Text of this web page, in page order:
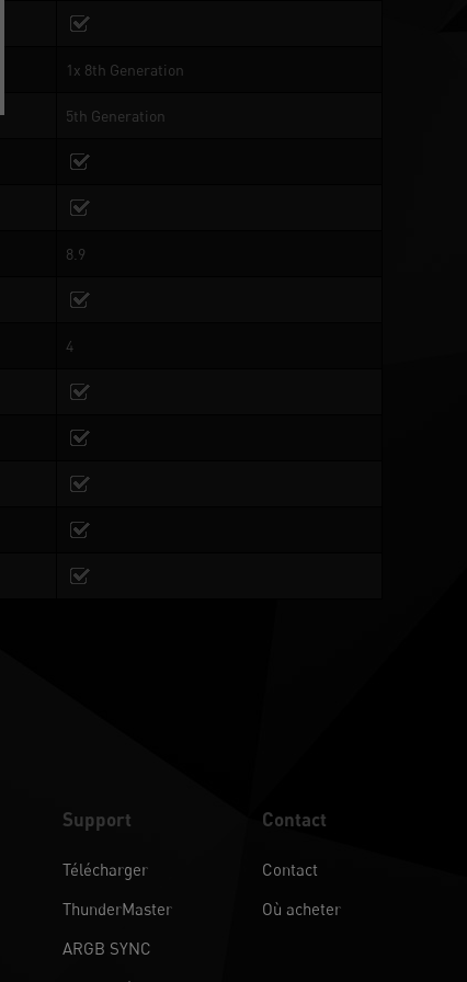
1x 8th Generation
5th Generation
8.9
4
Support
Télécharger
ThunderMaster
ARGB SYNC
Contact
Contact
Où acheter